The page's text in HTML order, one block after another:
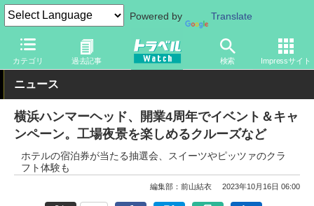
Powered by Translate
カテゴリ 過去記事 検索 Impressサイト
トラベル Watch 旅の情報 観光地 観光スポット
ニュース
横浜ハンマーヘッド、開業4周年でイベント＆キャ
ンペーン。工場夜景を楽しめるクルーズなど
ホテルの宿泊券が当たる抽選会、スイーツやピッツァのクラ
フト体験も
編集部：前山結衣 2023年10月16日 06:00